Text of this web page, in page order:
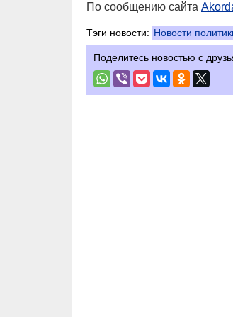
По сообщению сайта
Тэги новости: Новости
Поделитесь новостью с